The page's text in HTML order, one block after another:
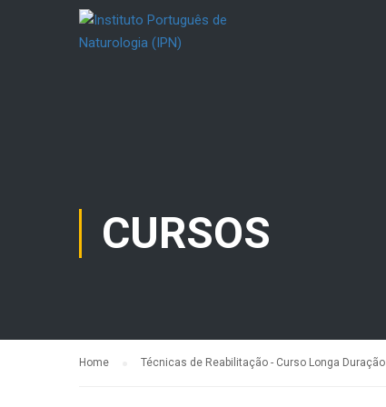
CURSOS
Home Técnicas de Reabilitação - Curso Longa Duração